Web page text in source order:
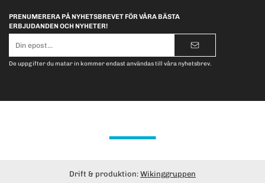
PRENUMERERA PÅ NYHETSBREVET FÖR VÅRA BÄSTA
ERBJUDANDEN OCH NYHETER!
postadress
De uppgifter du matar in kommer endast användas till våra nyhetsbrev.
Drift & produktion: Wikinggruppen